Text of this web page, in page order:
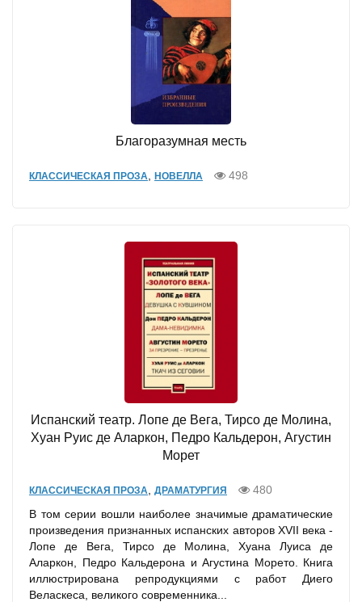
Благоразумная месть
КЛАССИЧЕСКАЯ ПРОЗА НОВЕЛЛА 498
Испанский театр. Лопе де Вега, Тирсо де Молина,
Хуан Руис де Аларкон, Педро Кальдерон, Агустин
Морет
КЛАССИЧЕСКАЯ ПРОЗА ДРАМАТУРГИЯ
480
В том серии вошли наиболее значимые драматические
произведения признанных испанских авторов ХVІІ века -
Лопе де Вега, Тирсо де Молина, Хуана Луиса де
Аларкон, Педро Кальдерона и Агустина Морето. Книга
иллюстрирована репродукциями с работ Диего
Веласкеса, великого современника...